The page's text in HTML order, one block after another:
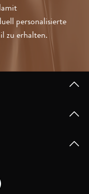
personalisierte
zu erhalten.